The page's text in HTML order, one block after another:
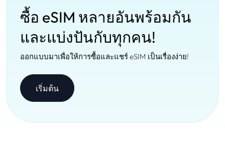
ซื้อ eSIM หลายอันพร้อมกัน
และแบ่งปันกับทุกคน!
ออกแบบมาเพื่อให้การซื้อและแชร์ eSIM เป็นเรื่องง่าย!
เริ่มต้น